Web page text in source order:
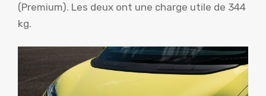
(Premium). Les deux ont une charge utile de 344
kg.